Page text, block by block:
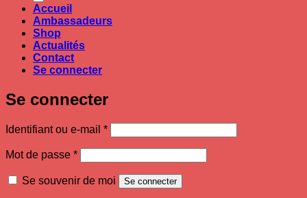
Accueil
Ambassadeurs
Shop
Actualités
Contact
Se connecter
Se connecter
Identifiant ou e-mail *Obligatoire
Mot de passe *Obligatoire
Se souvenir de moi Se connecter